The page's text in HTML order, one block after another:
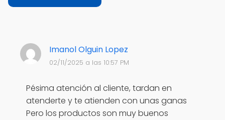
Imanol Olguin Lopez
02/11/2025 a las 10:57 PM
Pésima atención al cliente, tardan en
atenderte y te atienden con unas ganas
Pero los productos son muy buenos